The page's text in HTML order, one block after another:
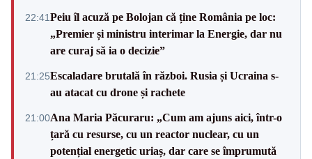
22:41Peiu îl acuză pe Bolojan că ține România pe loc:
„Premier și ministru interimar la Energie, dar nu
are curaj să ia o decizie”
21:25Escaladare brutală în război. Rusia și Ucraina s-
au atacat cu drone și rachete
21:00Ana Maria Păcuraru: „Cum am ajuns aici, într-o
țară cu resurse, cu un reactor nuclear, cu un
potențial energetic uriaș, dar care se împrumută